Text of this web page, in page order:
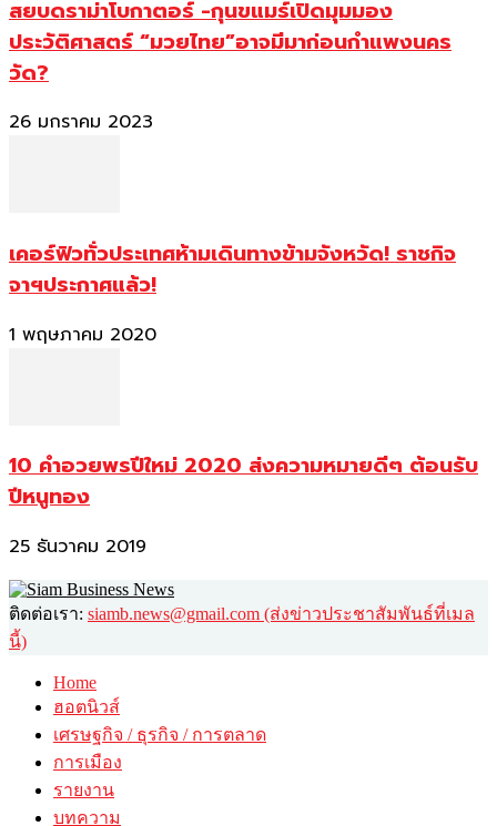
สยบดราม่าโบกาตอร์ -กุนขแมร์เปิดมุมมอง
ประวัติศาสตร์ “มวยไทย”อาจมีมาก่อนกำแพงนคร
วัด?
26 มกราคม 2023
เคอร์ฟิวทั่วประเทศห้ามเดินทางข้ามจังหวัด! ราชกิจ
จาฯประกาศแล้ว!
1 พฤษภาคม 2020
10 คำอวยพรปีใหม่ 2020 ส่งความหมายดีๆ ต้อนรับ
ปีหนูทอง
25 ธันวาคม 2019
ติดต่อเรา: siamb.news@gmail.com (ส่งข่าวประชาสัมพันธ์ที่เมล
นี้)
Home
ฮอตนิวส์
เศรษฐกิจ / ธุรกิจ / การตลาด
การเมือง
รายงาน
บทความ